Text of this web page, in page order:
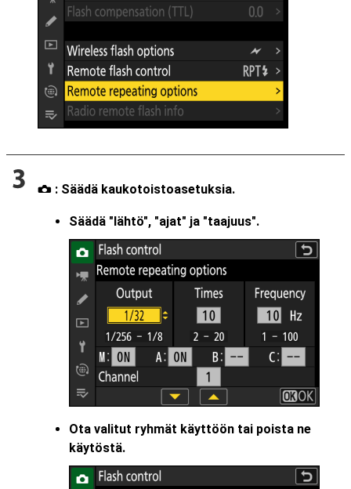
C : Säädä kaukotoistoasetuksia.
Säädä "lähtö", "ajat" ja "taajuus".
Ota valitut ryhmät käyttöön tai poista ne
käytöstä.